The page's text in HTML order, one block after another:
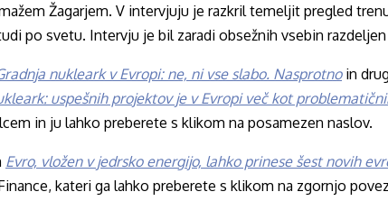
Žagarjem. V intervjuju je razkril temeljit pregled
po svetu. Intervju je bil zaradi obsežnih vsebin
nukleark v Evropi: ne, ni vse slabo. Nasprotnoin
uspešnih projektov je v Evropi več kot
in ju lahko preberete s klikom na posamezen naslov.
Evro, vložen v jedrsko energijo, lahko prinese šest novih
kateri ga lahko preberete s klikom na zgornjo